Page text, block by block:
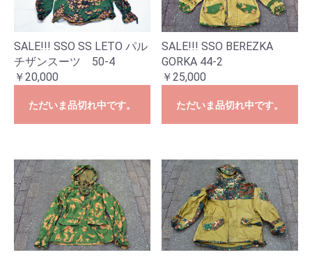
SALE!!! SSO SS LETO パル
チザンスーツ 50-4
￥20,000
ただいま品切れ中です。
SALE!!! SSO BEREZKA
GORKA 44-2
￥25,000
ただいま品切れ中です。